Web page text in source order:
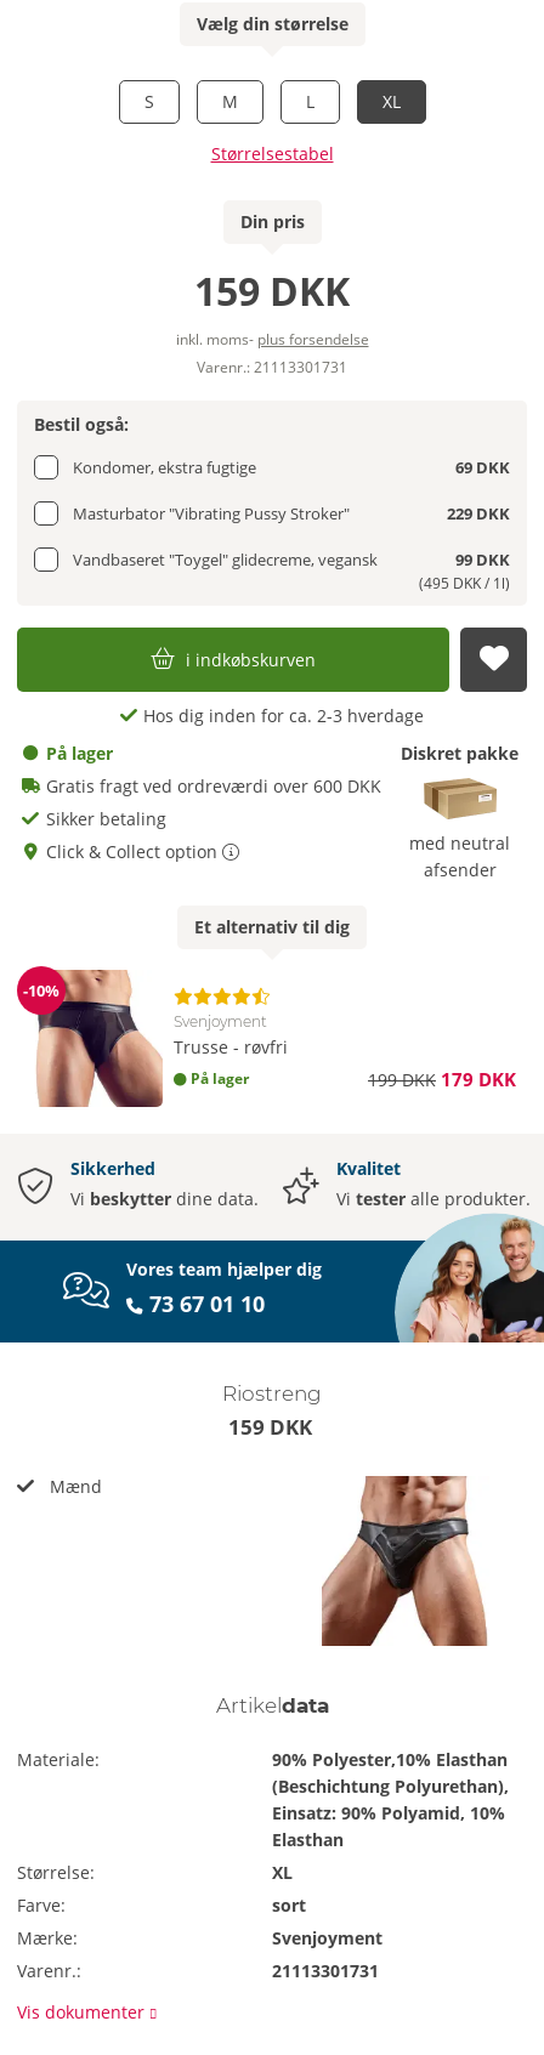
Vælg din størrelse
S M L XL
Størrelsestabel
Din pris
159 DKK
inkl. moms- plus forsendelse
Varenr.: 21113301731
Bestil også:
Kondomer, ekstra fugtige 69 DKK
Masturbator "Vibrating Pussy Stroker" 229 DKK
Vandbaseret "Toygel" glidecreme, vegansk 99 DKK
(495 DKK / 1l)
i indkøbskurven
Hos dig inden for ca. 2-3 hverdage
På lager
Gratis fragt ved ordreværdi over 600 DKK
Sikker betaling
Click & Collect option
Diskret pakke
med neutral
afsender
Et alternativ til dig
Rabat
-10%
Svenjoyment
Trusse - røvfri
På lager 199 DKK 179 DKK
Sikkerhed
Vi beskytter dine data.
Kvalitet
Vi tester alle produkter.
Vores team hjælper dig
73 67 01 10
Riostreng
159 DKK
Mænd
Artikeldata
Materiale:
90% Polyester,10% Elasthan
(Beschichtung Polyurethan),
Einsatz: 90% Polyamid, 10%
Elasthan
Størrelse:
XL
Farve:
sort
Mærke:
Svenjoyment
Varenr.:
21113301731
Vis dokumenter